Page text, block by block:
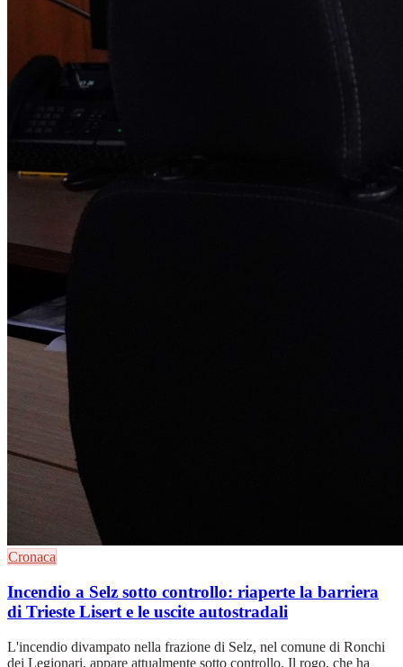
Cronaca
Incendio a Selz sotto controllo: riaperte la barriera
di Trieste Lisert e le uscite autostradali
L'incendio divampato nella frazione di Selz, nel comune di Ronchi
dei Legionari, appare attualmente sotto controllo. Il rogo, che ha